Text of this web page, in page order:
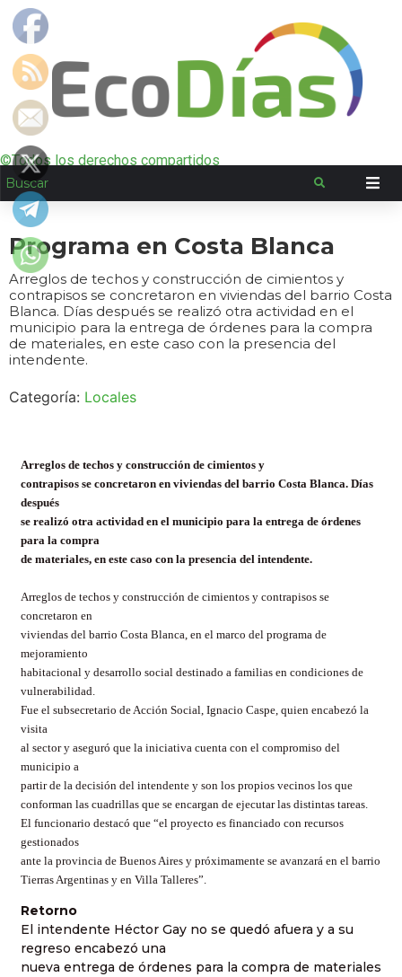
©Todos los derechos compartidos
Programa en Costa Blanca
Arreglos de techos y construcción de cimientos y
contrapisos se concretaron en viviendas del barrio Costa
Blanca. Días después se realizó otra actividad en el
municipio para la entrega de órdenes para la compra
de materiales, en este caso con la presencia del
intendente.
Categoría: Locales
Arreglos de techos y construcción de cimientos y
contrapisos se concretaron en viviendas del barrio Costa Blanca. Días
después
se realizó otra actividad en el municipio para la entrega de órdenes
para la compra
de materiales, en este caso con la presencia del intendente.
Arreglos de techos y construcción de cimientos y contrapisos se
concretaron en
viviendas del barrio Costa Blanca, en el marco del programa de
mejoramiento
habitacional y desarrollo social destinado a familias en condiciones de
vulnerabilidad.
Fue el subsecretario de Acción Social, Ignacio Caspe, quien encabezó la
visita
al sector y aseguró que la iniciativa cuenta con el compromiso del
municipio a
partir de la decisión del intendente y son los propios vecinos los que
conforman las cuadrillas que se encargan de ejecutar las distintas tareas.
El funcionario destacó que “el proyecto es financiado con recursos
gestionados
ante la provincia de Buenos Aires y próximamente se avanzará en el barrio
Tierras Argentinas y en Villa Talleres”.
Retorno
El intendente Héctor Gay no se quedó afuera y a su
regreso encabezó una
nueva entrega de órdenes para la compra de materiales